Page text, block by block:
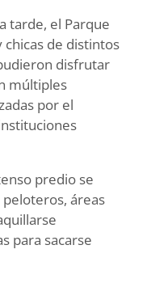
tarde, el Parque
chicas de distintos
disfrutar
múltiples
por el
predio se
áreas
para sacarse